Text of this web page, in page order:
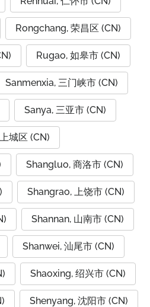
Rongchang, 荣昌区 (CN)
Rugao, 如皋市 (CN)
Sanmenxia, 三门峡市 (CN)
Sanya, 三亚市 (CN)
城区 (CN)
Shangluo, 商洛市 (CN)
Shangrao, 上饶市 (CN)
Shannan, 山南市 (CN)
Shanwei, 汕尾市 (CN)
Shaoxing, 绍兴市 (CN)
Shenyang, 沈阳市 (CN)